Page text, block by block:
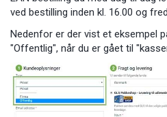
ved bestilling inden kl. 16.00 og
Nedenfor er der vist et eksempel
"Offentlig", når du er gået til